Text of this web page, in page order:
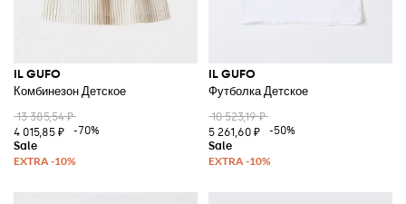
IL GUFO
Комбинезон Детское
13 385,54 ₽
4 015,85 ₽
-70%
IL GUFO
Футболка Детское
10 523,19 ₽
5 261,60 ₽
-50%